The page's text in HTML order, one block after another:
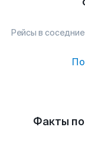
Рейсы в
Факты